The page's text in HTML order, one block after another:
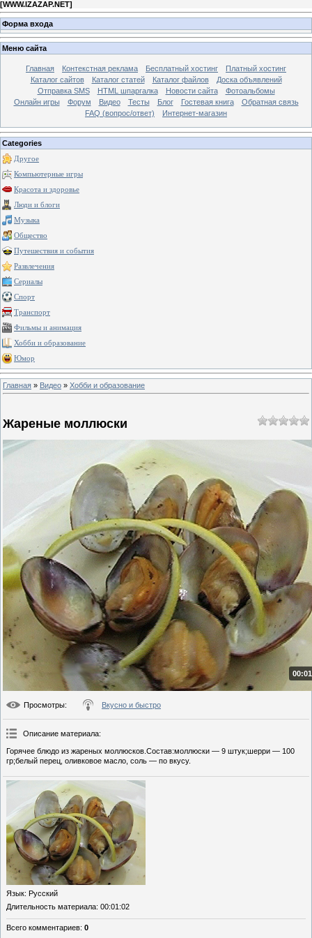
[WWW.IZAZAP.NET]
Форма входа
Меню сайта
Главная Контекстная реклама Бесплатный хостинг
Платный хостинг
Каталог сайтов
Каталог статей Каталог файлов
Доска объявлений
Отправка SMS
HTML шпаргалка Новости сайта
Фотоальбомы
Онлайн игры
Форум Видео Тесты Блог Гостевая книга
Обратная связь
FAQ (вопрос/ответ)
Интернет-магазин
Categories
Другое
Компьютерные игры
Красота и здоровье
Люди и блоги
Музыка
Общество
Путешествия и события
Развлечения
Сериалы
Спорт
Транспорт
Фильмы и анимация
Хобби и образование
Юмор
Главная » Видео » Хобби и образование
Жареные моллюски
Просмотры: Вкусно и быстро
Описание материала:
Горячее блюдо из жареных моллюсков.Состав:моллюски — 9 штук;шерри — 100
гр;белый перец, оливковое масло, соль — по вкусу.
Язык: Русский
Длительность материала: 00:01:02
Всего комментариев: 0